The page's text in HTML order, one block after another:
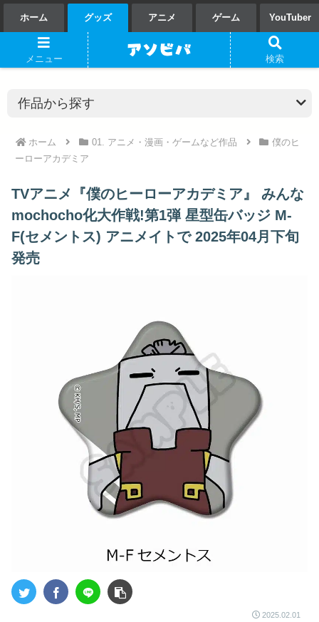
ホーム グッズ アニメ ゲーム YouTuber
ホーム 01. アニメ・漫画・ゲームなど作品
僕のヒ
ーローアカデミア
TVアニメ『僕のヒーローアカデミア』 みんな
mochocho化大作戦!第1弾 星型缶バッジ M-
F(セメントス) アニメイトで 2025年04月下旬
発売
2025.02.01
メニュー 検索